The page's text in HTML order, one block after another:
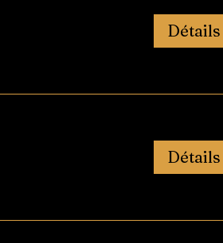
Détails
Détails